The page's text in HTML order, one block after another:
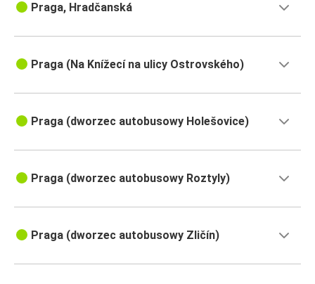
Praga, Hradčanská
Praga (Na Knížecí na ulicy Ostrovského)
Praga (dworzec autobusowy Holešovice)
Praga (dworzec autobusowy Roztyly)
Praga (dworzec autobusowy Zličín)